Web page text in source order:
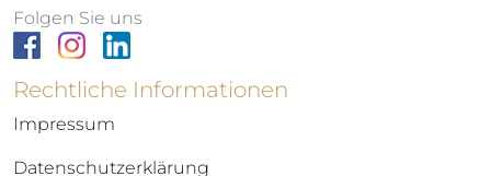
Folgen Sie uns
Rechtliche Informationen
Impressum
Datenschutzerklärung